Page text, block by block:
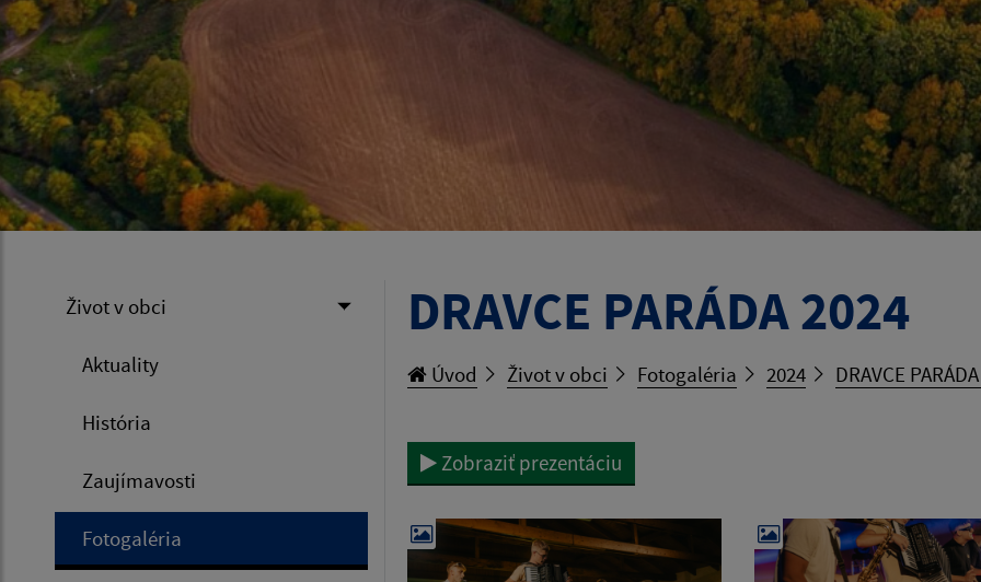
Život v obci
Aktuality
História
Zaujímavosti
Fotogaléria
DRAVCE PARÁDA 2024
Úvod Život v obci Fotogaléria 2024 DRAVCE
Zobraziť prezentáciu